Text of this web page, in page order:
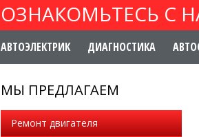
ОЗНАКОМЬТЕСЬ С
АВТОЭЛЕКТРИК ДИАГНОСТИКА
МЫ ПРЕДЛАГАЕМ
Ремонт двигателя